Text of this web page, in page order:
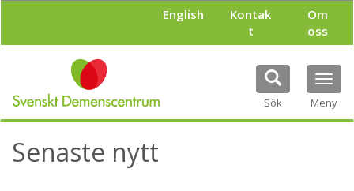
l
English
Kontak
t
Om
oss
Sök Meny
Senaste nytt